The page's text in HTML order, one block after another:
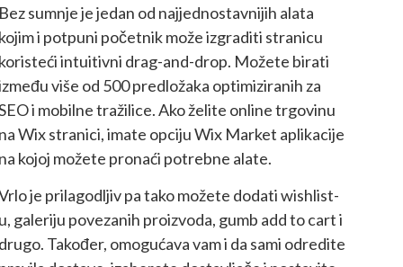
sumnje je jedan od najjednostavnijih alata
i potpuni početnik može izgraditi stranicu
intuitivni drag-and-drop. Možete birati
više od 500 predložaka optimiziranih za
i mobilne tražilice. Ako želite online trgovinu
Wix stranici, imate opciju Wix Market aplikacije
kojoj možete pronaći potrebne alate.
je prilagodljiv pa tako možete dodati wishlist-
galeriju povezanih proizvoda, gumb add to cart i
Također, omogućava vam i da sami odredite